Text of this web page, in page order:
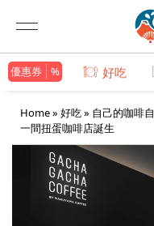
優惠券 好吃
Home» 好吃» 自己的咖啡
一間扭蛋咖啡店誕生